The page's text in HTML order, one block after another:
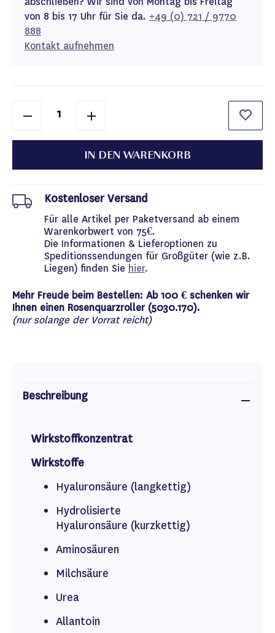
von 8 bis 17 Uhr für Sie da. +49 (0) 721 / 9770
888
Kontakt aufnehmen
IN DEN WARENKORB
Kostenloser Versand
Für alle Artikel per Paketversand ab einem
Warenkorbwert von 75€.
Die Informationen & Lieferoptionen zu
Speditionssendungen für Großgüter (wie z.B.
Liegen) finden Sie hier.
Mehr Freude beim Bestellen: Ab 100 € schenken wir
Ihnen einen Rosenquarzroller (5030.170).
(nur solange der Vorrat reicht)
Beschreibung
Wirkstoffkonzentrat
Wirkstoffe
Hyaluronsäure (langkettig)
Hydrolisierte
Hyaluronsäure (kurzkettig)
Aminosäuren
Milchsäure
Urea
Allantoin